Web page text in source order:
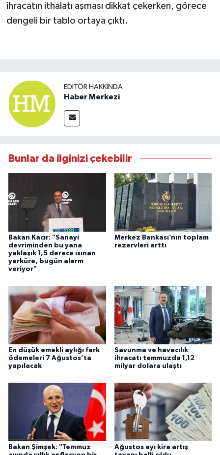
ihracatın ithalatı aşması dikkat çekerken, görece
dengeli bir tablo ortaya çıktı.
EDITÖR HAKKINDA
Haber Merkezi
Bunlar da ilginizi çekebilir
Bakan Kacır: "Sanayi
devriminden bu yana
yaklaşık 1,5 derece ısınan
yerküre, bugün alarm
veriyor"
Merkez Bankası’nın toplam
rezervleri arttı
En düşük emekli aylığı fark
ödemeleri 7 Ağustos’ta
yapılacak
Savunma ve havacılık
ihracatı temmuzda 1,12
milyar dolara ulaştı
Bakan Şimşek: "Temmuz
Ağustos ayı kira artış